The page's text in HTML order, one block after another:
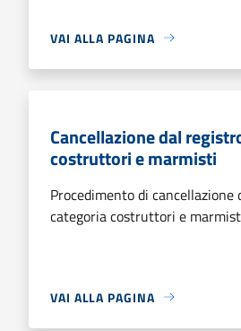
VAI ALLA PAGINA
Cancellazione dal
costruttori e marmisti
Procedimento di cancellazione
categoria costruttori e
VAI ALLA PAGINA